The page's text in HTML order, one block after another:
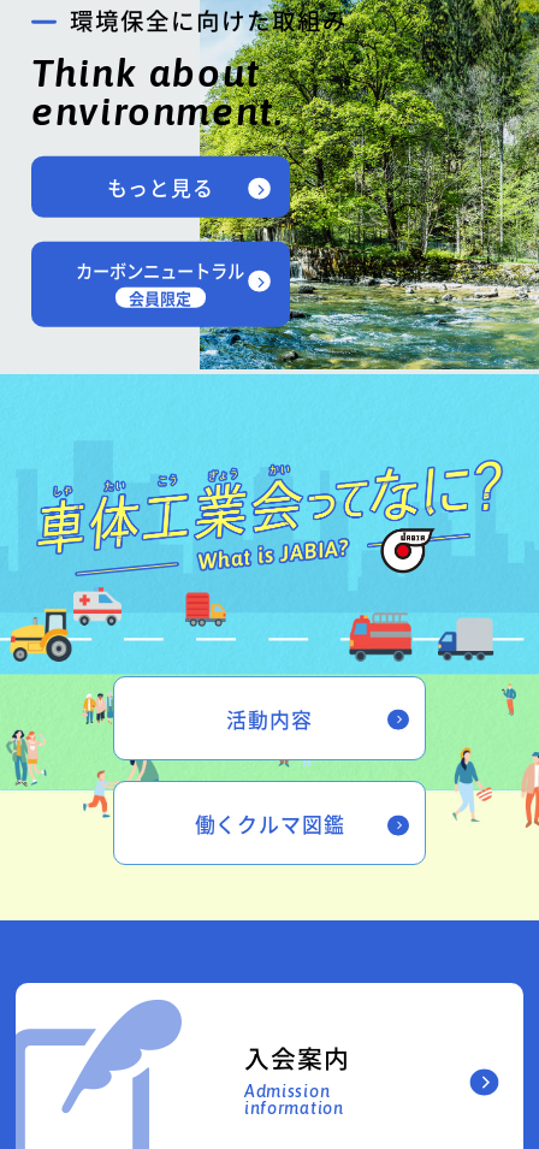
環境保全に向けた取組み
Think about
environment.
もっと見る
カーボンニュートラル
会員限定
活動内容
働くクルマ図鑑
入会案内
Admission
information